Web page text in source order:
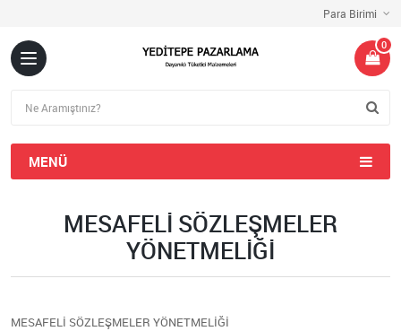
Para Birimi
0
MENÜ
MESAFELI SÖZLEŞMELER
YÖNETMELIĞI
MESAFELİ SÖZLEŞMELER YÖNETMELİĞİ